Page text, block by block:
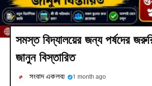
সমস্ত বিদ্যালয়ের জন্য পর্ষদের
জানুন বিস্তারিত
সংবাদ একলব্য 1 month ago